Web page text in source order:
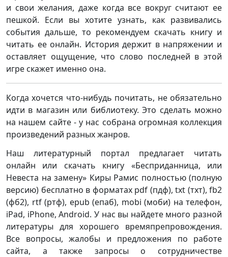
и свои желания, даже когда все вокруг считают ее
пешкой. Если вы хотите узнать, как развивались
события дальше, то рекомендуем скачать книгу и
читать ее онлайн. История держит в напряжении и
оставляет ощущение, что слово последней в этой
игре скажет именно она.
Когда хочется что-нибудь почитать, не обязательно
идти в магазин или библиотеку. Это сделать можно
на нашем сайте - у нас собрана огромная коллекция
произведений разных жанров.
Наш литературный портал предлагает читать
онлайн или скачать книгу «Бесприданница, или
Невеста на замену» Киры Рамис полностью (полную
версию) бесплатно в форматах pdf (пдф), txt (тхт), fb2
(фб2), rtf (ртф), epub (епаб), mobi (моби) на телефон,
iPad, iPhone, Android. У нас вы найдете много разной
литературы для хорошего времяпрепровождения.
Все вопросы, жалобы и предложения по работе
сайта, а также запросы о сотрудничестве